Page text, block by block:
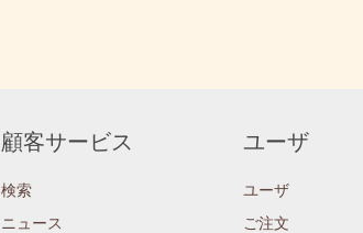
顧客サービス
検索
ニュース
ユーザ
ユーザ
ご注文